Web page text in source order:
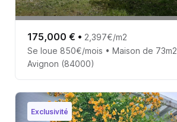
175,000 € • 2,397€/m2
Se loue 850€/mois • Maison de 73m2
Avignon (84000)
Exclusivité